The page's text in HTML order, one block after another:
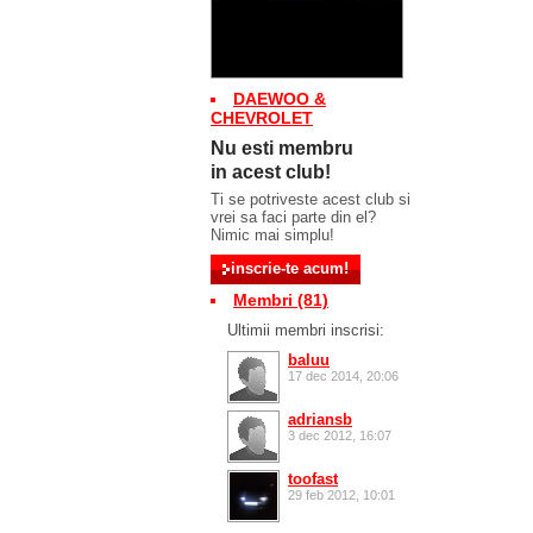
DAEWOO &
CHEVROLET
Nu esti membru
in acest club!
Ti se potriveste acest club si
vrei sa faci parte din el?
Nimic mai simplu!
Membri (81)
Ultimii membri inscrisi:
baluu
17 dec 2014, 20:06
adriansb
3 dec 2012, 16:07
toofast
29 feb 2012, 10:01